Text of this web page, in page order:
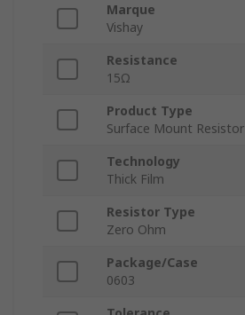
Marque
Vishay
Resistance
15Ω
Product Type
Surface Mount Resistor
Technology
Thick Film
Resistor Type
Zero Ohm
Package/Case
0603